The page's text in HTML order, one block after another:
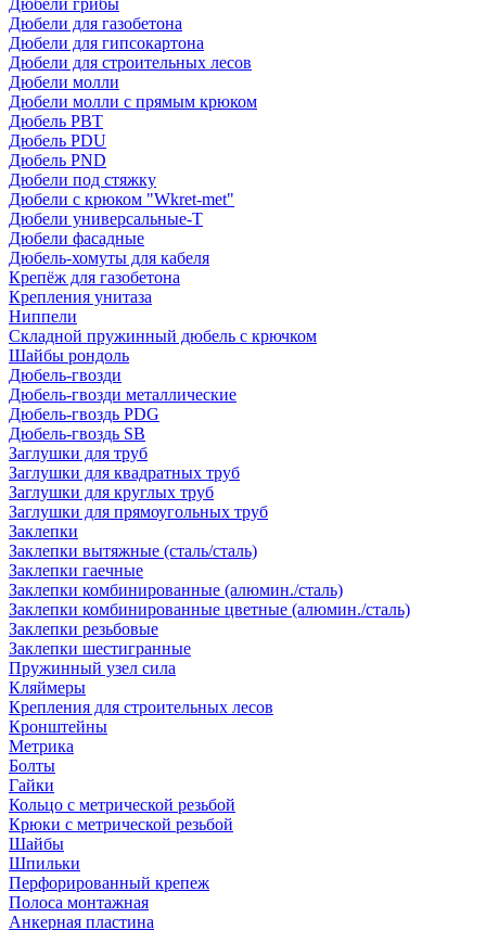
Дюбели грибы
Дюбели для газобетона
Дюбели для гипсокартона
Дюбели для строительных лесов
Дюбели молли
Дюбели молли с прямым крюком
Дюбель PBT
Дюбель PDU
Дюбель PND
Дюбели под стяжку
Дюбели с крюком "Wkret-met"
Дюбели универсальные-Т
Дюбели фасадные
Дюбель-хомуты для кабеля
Крепёж для газобетона
Крепления унитаза
Ниппели
Складной пружинный дюбель с крючком
Шайбы рондоль
Дюбель-гвозди
Дюбель-гвозди металлические
Дюбель-гвоздь PDG
Дюбель-гвоздь SB
Заглушки для труб
Заглушки для квадратных труб
Заглушки для круглых труб
Заглушки для прямоугольных труб
Заклепки
Заклепки вытяжные (сталь/сталь)
Заклепки гаечные
Заклепки комбинированные (алюмин./сталь)
Заклепки комбинированные цветные (алюмин./сталь)
Заклепки резьбовые
Заклепки шестигранные
Пружинный узел сила
Кляймеры
Крепления для строительных лесов
Кронштейны
Метрика
Болты
Гайки
Кольцо с метрической резьбой
Крюки с метрической резьбой
Шайбы
Шпильки
Перфорированный крепеж
Полоса монтажная
Анкерная пластина